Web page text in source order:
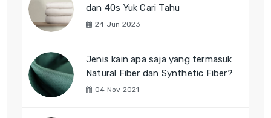
dan 40s Yuk Cari Tahu
24 Jun 2023
Jenis kain apa saja yang termasuk
Natural Fiber dan Synthetic Fiber?
04 Nov 2021